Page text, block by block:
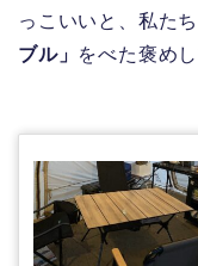
っこいいと、私た
ブル」 をべた褒め